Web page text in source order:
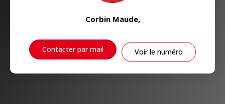
Corbin Maude,
Contacter par mail Voir le numéro